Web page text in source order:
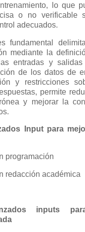
lo que
o no verificable
adecuados.
fundamental
mediante la
entradas y
de los datos de
y restricciones
permite
y mejorar la
Input para
programación
redacción académica
inputs